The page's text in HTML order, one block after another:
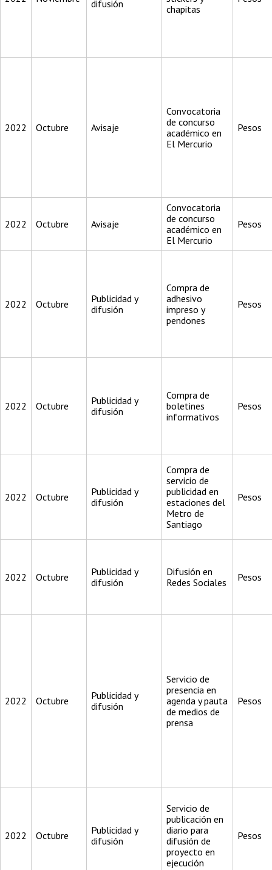
difusión
chapitas
2022 Octubre Avisaje
Convocatoria
de concurso
académico en
El Mercurio
Pesos
2022 Octubre Avisaje
Convocatoria
de concurso
académico en
El Mercurio
Pesos
2022 Octubre
Publicidad y
difusión
Compra de
adhesivo
impreso y
pendones
Pesos
2022 Octubre
Publicidad y
difusión
Compra de
boletines
informativos
Pesos
2022 Octubre
Publicidad y
difusión
Compra de
servicio de
publicidad en
estaciones del
Metro de
Santiago
Pesos
2022 Octubre
Publicidad y
difusión
Difusión en
Redes Sociales
Pesos
2022 Octubre
Publicidad y
difusión
Servicio de
presencia en
agenda y pauta
de medios de
prensa
Pesos
2022 Octubre
Publicidad y
difusión
Servicio de
publicación en
diario para
difusión de
proyecto en
ejecución
Pesos